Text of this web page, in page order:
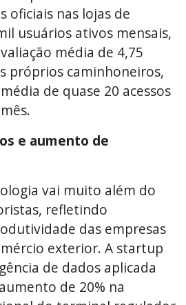
oficiais nas lojas de
usuários ativos mensais,
média de 4,75
próprios caminhoneiros,
de quase 20 acessos
e aumento de
vai muito além do
refletindo
das empresas
exterior. A startup
de dados aplicada
de 20% na